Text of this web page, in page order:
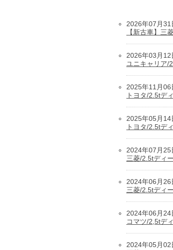
2026年07月31
【新古車】三
2026年03月12
ユニキャリア/
2025年11月06
トヨタ/2.5tデ
2025年05月14
トヨタ/2.5tデ
2024年07月25
三菱/2.5tディ
2024年06月26
三菱/2.5tディ
2024年06月24
コマツ/2,5tデ
2024年05月02